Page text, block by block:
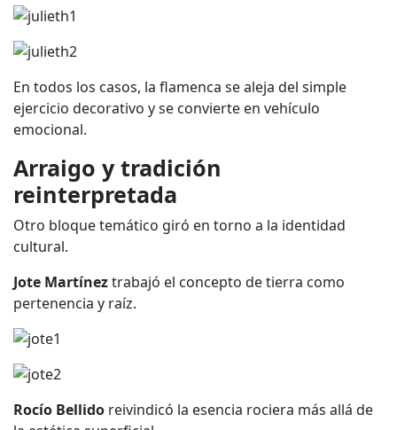
En todos los casos, la flamenca se aleja del simple
ejercicio decorativo y se convierte en vehículo
emocional.
Arraigo y tradición
reinterpretada
Otro bloque temático giró en torno a la identidad
cultural.
Jote Martíneztrabajó el concepto de tierra como
pertenencia y raíz.
Rocío Bellido reivindicó la esencia rociera más allá de